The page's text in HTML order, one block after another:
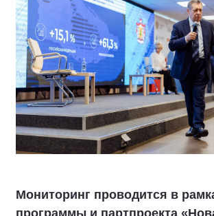
Мониторинг проводится в
программы и партпроекта